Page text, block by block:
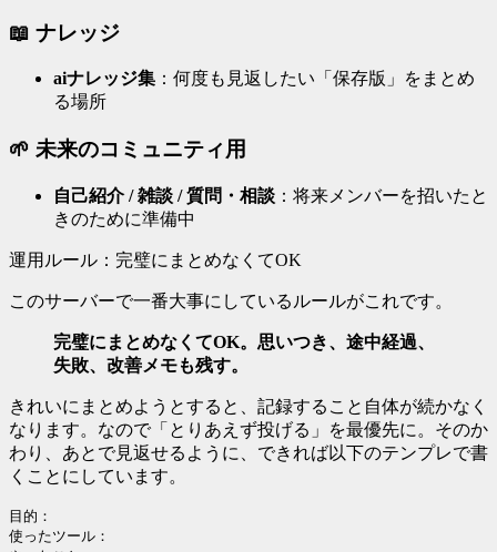
📖 ナレッジ
aiナレッジ集 ：何度も見返したい「保存版」をまとめ
る場所
🌱 未来のコミュニティ用
自己紹介 / 雑談 / 質問・相談 ：将来メンバーを招いたと
きのために準備中
運用ルール：完璧にまとめなくてOK
このサーバーで一番大事にしているルールがこれです。
完璧にまとめなくてOK。思いつき、途中経過、
失敗、改善メモも残す。
きれいにまとめようとすると、記録すること自体が続かなく
なります。なので「とりあえず投げる」を最優先に。そのか
わり、あとで見返せるように、できれば以下のテンプレで書
くことにしています。
目的：
使ったツール：